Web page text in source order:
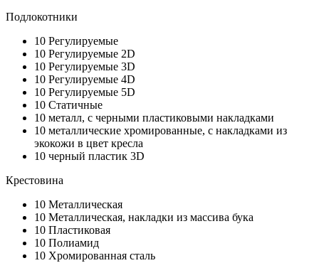
Подлокотники
10 Регулируемые
10 Регулируемые 2D
10 Регулируемые 3D
10 Регулируемые 4D
10 Регулируемые 5D
10 Статичные
10 металл, с черными пластиковыми накладками
10 металлические хромированные, с накладками из
экокожи в цвет кресла
10 черный пластик 3D
Крестовина
10 Металлическая
10 Металлическая, накладки из массива бука
10 Пластиковая
10 Полиамид
10 Хромированная сталь